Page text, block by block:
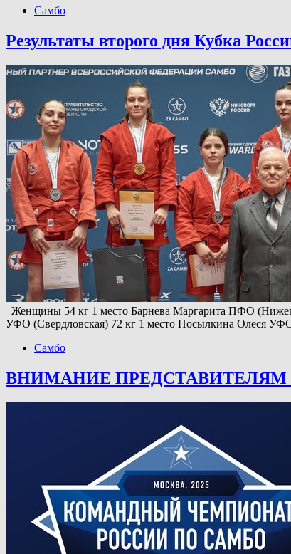
Самбо
Результаты второго дня Кубка
Женщины 54 кг 1 место Барнева Маргарита ПФО
УФО (Свердловская) 72 кг 1 место Посылкина Олеся
Самбо
ВНИМАНИЕ